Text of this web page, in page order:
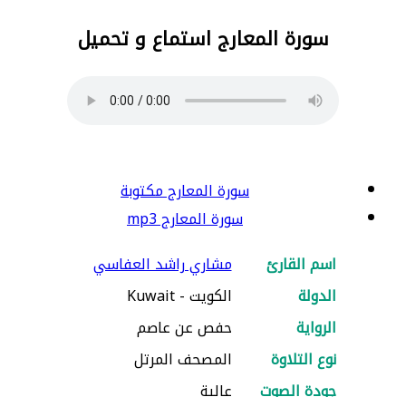
سورة المعارج استماع و تحميل
سورة المعارج مكتوبة
سورة المعارج mp3
اسم القارئ
مشاري راشد العفاسي
الدولة
الكويت - Kuwait
الرواية
حفص عن عاصم
نوع التلاوة
المصحف المرتل
جودة الصوت
عالية